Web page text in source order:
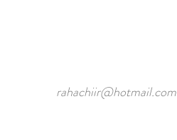
rahachiir@hotmail.com